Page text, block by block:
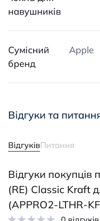
навушників
Сумісний
бренд
Apple
Відгуки та
ВідгуківПитання
Відгуки
(RE) Classic Kraft
(APPRO2-LTHR-